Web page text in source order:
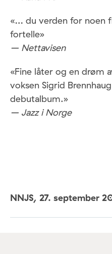
«… du verden for noen
fortelle»
– Nettavisen
«Fine låter og en drøm
voksen Sigrid
debutalbum.»
– Jazz i Norge
NNJS, 27. september